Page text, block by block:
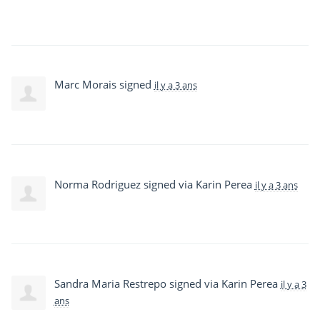
Marc Moraissigned il y a 3 ans
Norma Rodriguezsigned via Karin Perea il y a 3 ans
Sandra Maria Restreposigned via Karin Perea il y a 3
ans